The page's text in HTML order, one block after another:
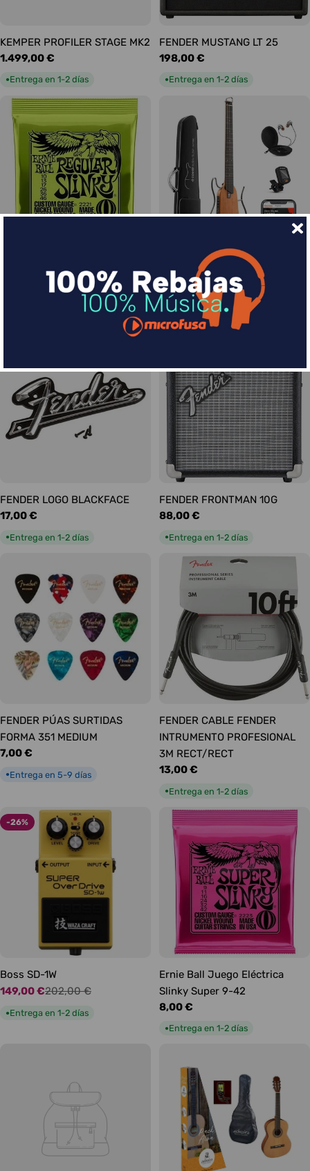
KEMPER PROFILER STAGE MK2
Precio
habitual
1.499,00 €
●Entrega en 1-2 días
FENDER MUSTANG LT 25
Precio
habitual
198,00 €
●Entrega en 1-2 días
Slinky Regular 10-46
DONNER HUSH-I Silent Guitar
Caoba
Precio
habitual
339,00 €
Entrega en 1-2 días
FENDER LOGO BLACKFACE
Precio
17,00 €
●Entrega en 1-2 días
FENDER FRONTMAN 10G
Precio
88,00 €
●Entrega en 1-2 días
FENDER PÚAS SURTIDAS
FORMA 351 MEDIUM
Precio
7,00 €
●Entrega en 5-9 días
FENDER CABLE FENDER
INTRUMENTO PROFESIONAL
3M RECT/RECT
Precio
13,00 €
●Entrega en 1-2 días
-26%
Boss SD-1W
Precio
de
149,00 €
Precio
habitual
202,00 €
●Entrega en 1-2 días
Ernie Ball Juego Eléctrica
Slinky Super 9-42
Precio
habitual
8,00 €
●Entrega en 1-2 días